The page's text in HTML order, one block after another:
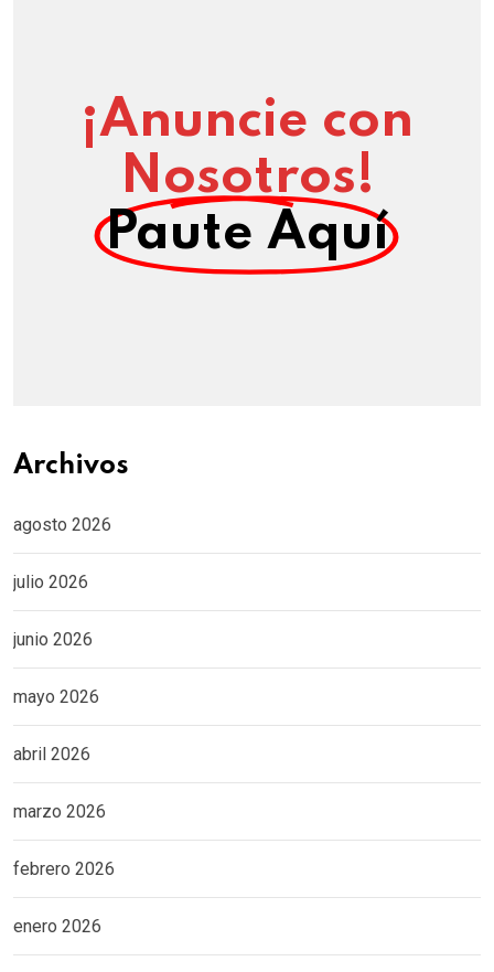
¡Anuncie con
Nosotros!
Paute Aquí
Archivos
agosto 2026
julio 2026
junio 2026
mayo 2026
abril 2026
marzo 2026
febrero 2026
enero 2026